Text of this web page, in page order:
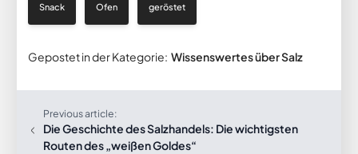
Snack Ofen geröstet
Gepostet in der Kategorie: Wissenswertes über Salz
Previous article:
Die Geschichte des Salzhandels: Die wichtigsten
Routen des „weißen Goldes“